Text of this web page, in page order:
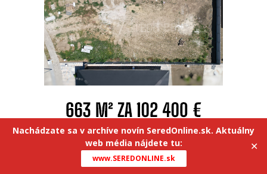
Nachádzate sa v archíve novín SeredOnline.sk. Aktuálny
web média nájdete tu:
www.SEREDONLINE.sk
✕